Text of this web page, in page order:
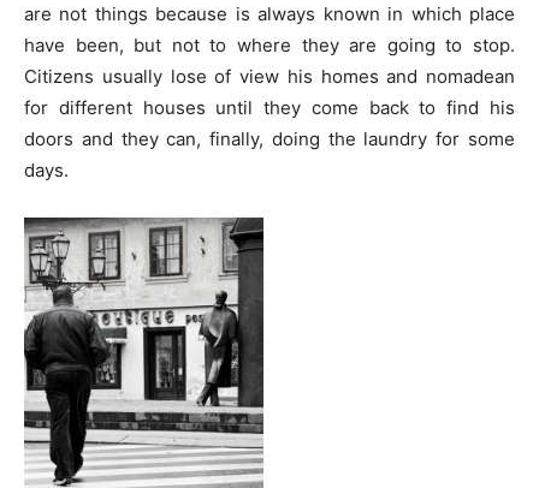
are not things because is always known in which place
have been, but not to where they are going to stop.
Citizens usually lose of view his homes and nomadean
for different houses until they come back to find his
doors and they can, finally, doing the laundry for some
days.